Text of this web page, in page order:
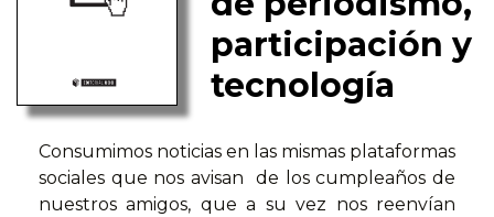
participación y
tecnología
Consumimos noticias en las mismas plataformas
sociales que nos avisan de los cumpleaños de
nuestros amigos, que a su vez nos reenvían